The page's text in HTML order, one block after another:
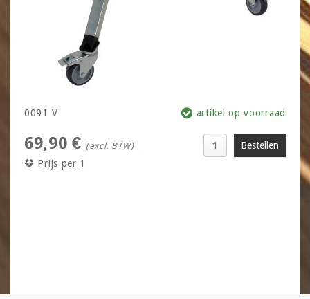
0091 V artikel op voorraad
69,90 € (excl. BTW)
Prijs per 1